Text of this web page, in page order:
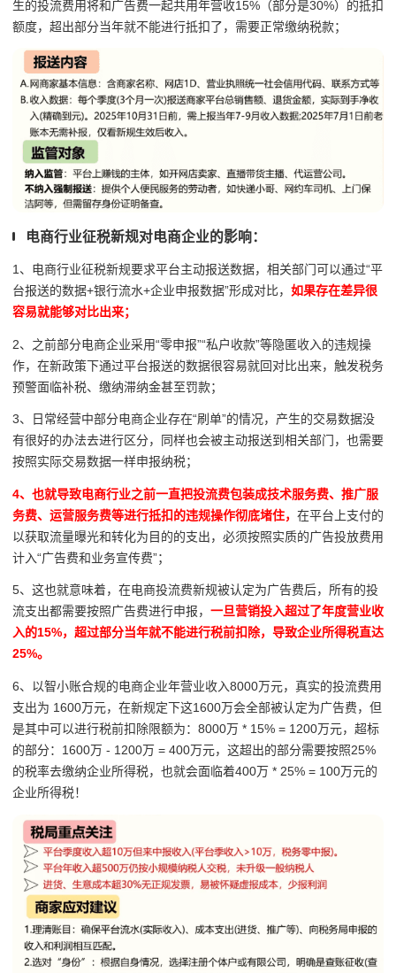
生的投流费用将和广告费一起共用年营收15%（部分是30%）的抵扣
额度，超出部分当年就不能进行抵扣了，需要正常缴纳税款；
电商行业征税新规对电商企业的影响：
1、电商行业征税新规要求平台主动报送数据，相关部门可以通过“平
台报送的数据+银行流水+企业申报数据”形成对比， 如果存在差异很
容易就能够对比出来；
2、之前部分电商企业采用“零申报”“私户收款”等隐匿收入的违规操
作，在新政策下通过平台报送的数据很容易就回对比出来，触发税务
预警面临补税、缴纳滞纳金甚至罚款；
3、日常经营中部分电商企业存在“刷单”的情况，产生的交易数据没
有很好的办法去进行区分，同样也会被主动报送到相关部门，也需要
按照实际交易数据一样申报纳税；
4、也就导致电商行业之前一直把投流费包装成技术服务费、推广服
务费、运营服务费等进行抵扣的违规操作彻底堵住， 在平台上支付的
以获取流量曝光和转化为目的的支出，必须按照实质的广告投放费用
计入“广告费和业务宣传费”；
5、这也就意味着，在电商投流费新规被认定为广告费后，所有的投
流支出都需要按照广告费进行申报， 一旦营销投入超过了年度营业收
入的15%，超过部分当年就不能进行税前扣除，导致企业所得税直达
25%。
6、以智小账合规的电商企业年营业收入8000万元，真实的投流费用
支出为 1600万元，在新规定下这1600万会全部被认定为广告费，但
是其中可以进行税前扣除限额为：8000万 * 15% = 1200万元，超标
的部分：1600万 - 1200万 = 400万元，这超出的部分需要按照25%
的税率去缴纳企业所得税，也就会面临着400万 * 25% = 100万元的
企业所得税！